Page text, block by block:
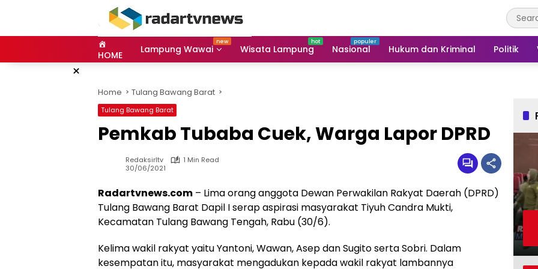
HOME Lampung Wawai Wisata Lampung Nasional Hukum dan Kriminal Politik
×
Home Tulang Bawang Barat
Tulang Bawang Barat
Pemkab Tubaba Cuek, Warga Lapor DPRD
Redaksirltv
1 Min Read
30/06/2021
Radartvnews.com – Lima orang anggota Dewan Perwakilan Rakyat Daerah (DPRD)
Tulang Bawang Barat Dapil I serap aspirasi masyarakat Tiyuh Candra Mukti,
Kecamatan Tulang Bawang Tengah, Rabu (30/6).
Kelima wakil rakyat yaitu Yantoni, Wawan, Asep dan Sugito serta Sobri. Dalam
kesempatan itu, masyarakat mengadukan kepada wakil rakyat lambannya